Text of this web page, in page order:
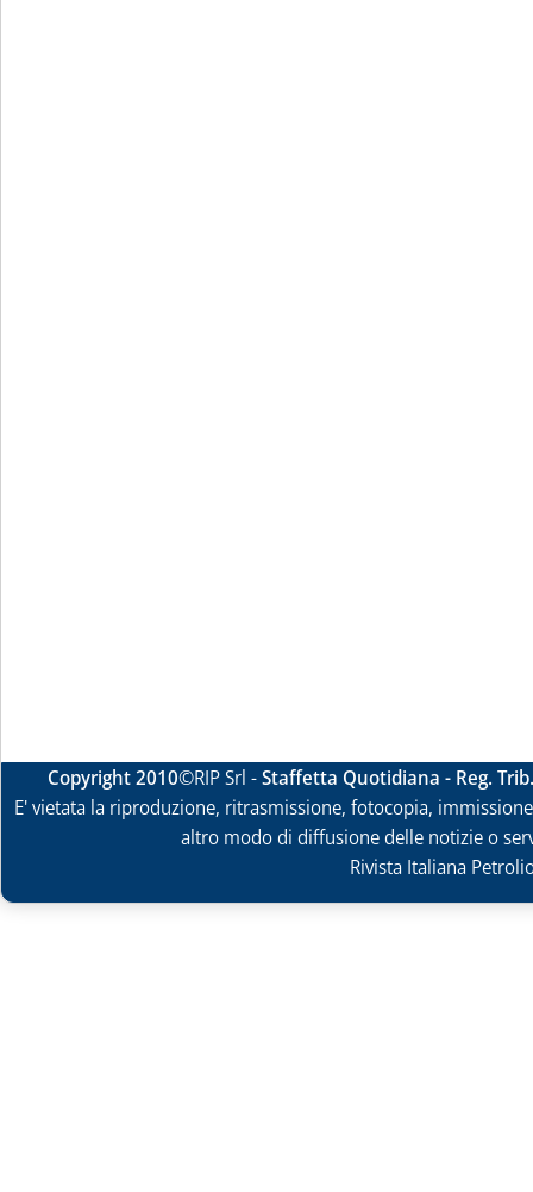
Copyright 2010©RIP Srl -Staffetta Quotidiana - Reg.
E' vietata la riproduzione, ritrasmissione, fotocopia,
altro modo di diffusione delle notizie o
Rivista Italiana